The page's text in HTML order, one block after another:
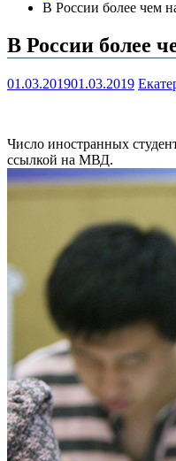
В России более чем
В России более
01.03.201901.03.2019
Число иностранных
ссылкой на МВД.